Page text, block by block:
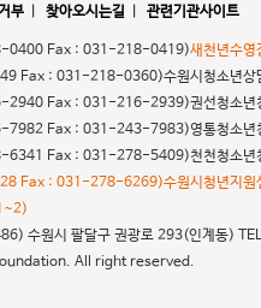
부 찾아오시는길 관련기관사이트
0400 Fax : 031-218-0419)새천년수영
Fax : 031-218-0360)수원시청소년상
2940 Fax : 031-216-2939)권선청소년
7982 Fax : 031-243-7983)영통청소년
6341 Fax : 031-278-5409)천천청소년
Fax : 031-278-6269)수원시청년지원
수원시 팔달구 권광로 293(인계동)
All right reserved.